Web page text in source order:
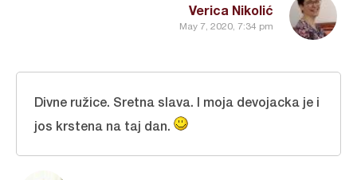
Verica Nikolić
May 7, 2020, 7:34 pm
Divne ružice. Sretna slava. I moja devojacka je i
jos krstena na taj dan.